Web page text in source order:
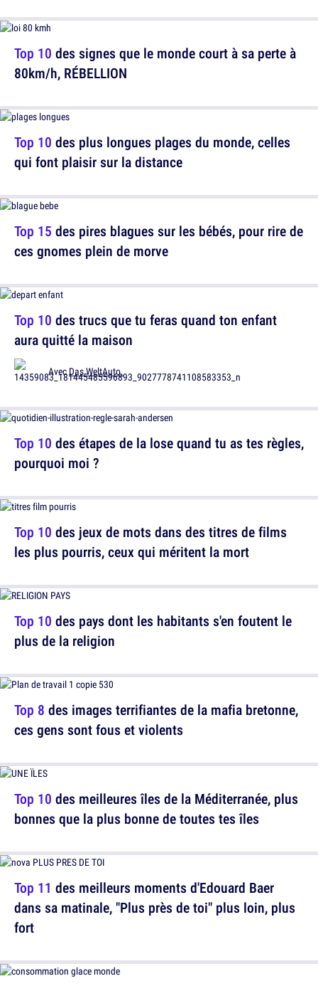
Top 10 des signes que le monde court à sa perte à
80km/h, RÉBELLION
Top 15 des pires blagues sur les bébés, pour rire de
ces gnomes plein de morve
Top 10 des étapes de la lose quand tu as tes règles,
pourquoi moi ?
Top 10 des pays dont les habitants s'en foutent le
plus de la religion
Top 10 des meilleures îles de la Méditerranée, plus
bonnes que la plus bonne de toutes tes îles
Top 10 des plus longues plages du monde, celles
qui font plaisir sur la distance
Top 10 des trucs que tu feras quand ton enfant
aura quitté la maison
AvecDas WeltAuto.
Top 10 des jeux de mots dans des titres de films
les plus pourris, ceux qui méritent la mort
Top 8 des images terrifiantes de la mafia bretonne,
ces gens sont fous et violents
Top 11 des meilleurs moments d'Edouard Baer
dans sa matinale, "Plus près de toi" plus loin, plus
fort